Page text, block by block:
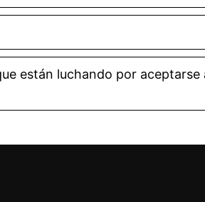
están luchando por aceptarse